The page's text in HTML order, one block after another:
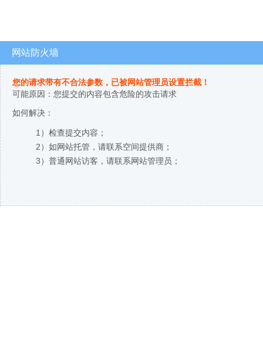
网站防火墙
您的请求带有不合法参数，已被网站管理员设置拦截！
可能原因：您提交的内容包含危险的攻击请求
如何解决：
1）检查提交内容；
2）如网站托管，请联系空间提供商；
3）普通网站访客，请联系网站管理员；